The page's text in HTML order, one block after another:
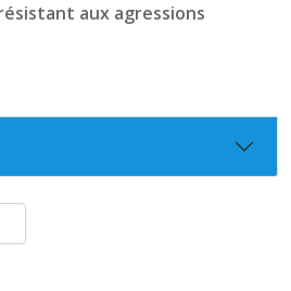
aux agressions
étanchéité parfaite
rapide sans colle
d’eaux usées et pluviales
durée de vie